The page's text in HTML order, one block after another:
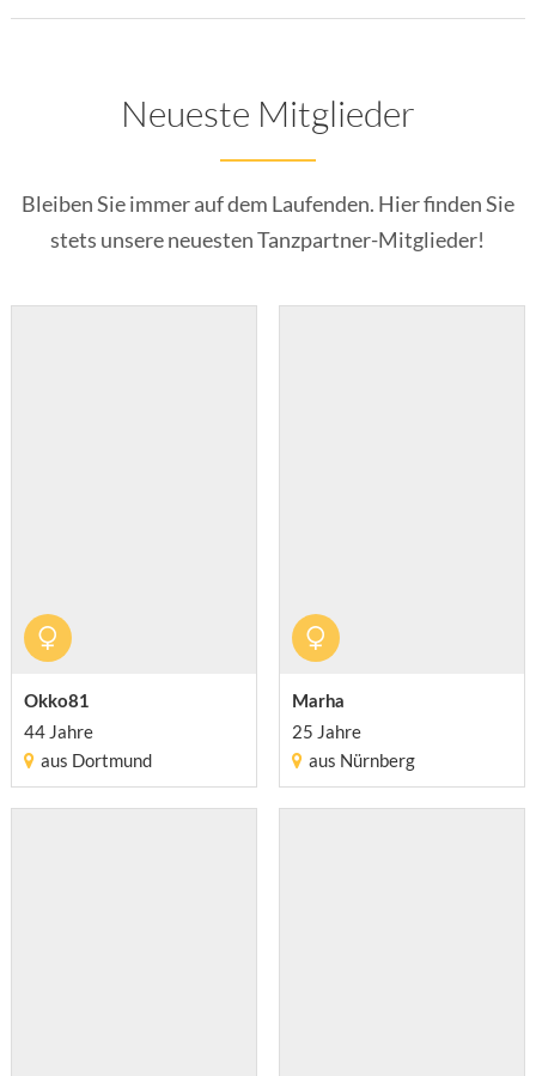
Neueste Mitglieder
Bleiben Sie immer auf dem Laufenden. Hier finden Sie
stets unsere neuesten Tanzpartner-Mitglieder!
Okko81
44 Jahre
aus Dortmund
Marha
25 Jahre
aus Nürnberg